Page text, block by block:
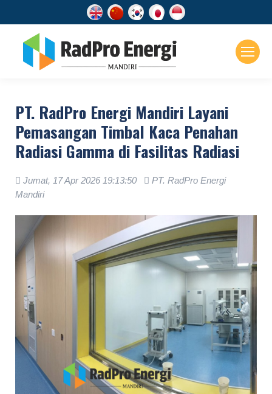
Selamat datang di website PT. RadPro
PT. RadPro Energi Mandiri Layani
Pemasangan Timbal Kaca Penahan
Radiasi Gamma di Fasilitas Radiasi
Jumat, 17 Apr 2026 19:13:50
PT. RadPro Energi
Mandiri